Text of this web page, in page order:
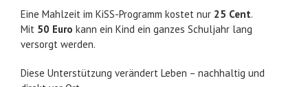
Eine Mahlzeit im KiSS-Programm kostet nur 25 Cent.
Mit 50 Euro kann ein Kind ein ganzes Schuljahr lang
versorgt werden.
Diese Unterstützung verändert Leben – nachhaltig und